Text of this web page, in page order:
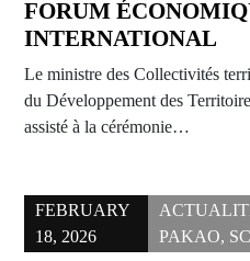
FORUM
INTERNATIONAL
Le ministre des Collectivités
du Développement des
assisté à la cérémonie…
FEBRUARY
18, 2026
PAKAO,